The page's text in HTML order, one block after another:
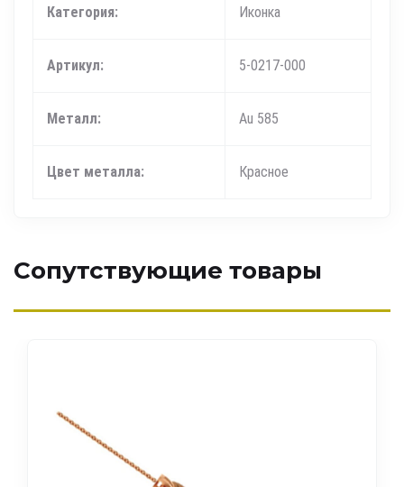
Категория: Иконка
Артикул: 5-0217-000
Металл: Au 585
Цвет металла: Красное
Сопутствующие товары